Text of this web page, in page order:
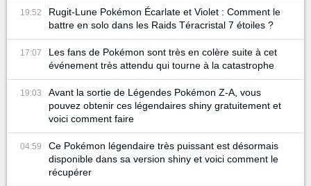
19:52
Rugit-Lune Pokémon Écarlate et Violet : Comment le
battre en solo dans les Raids Téracristal 7 étoiles ?
17:07
Les fans de Pokémon sont très en colère suite à cet
événement très attendu qui tourne à la catastrophe
19:03
Avant la sortie de Légendes Pokémon Z-A, vous
pouvez obtenir ces légendaires shiny gratuitement et
voici comment faire
04:59
Ce Pokémon légendaire très puissant est désormais
disponible dans sa version shiny et voici comment le
récupérer